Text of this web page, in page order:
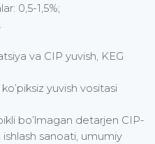
0,5-1,5%;
va CIP yuvish, KEG
yuvish vositasi
bo’lmagan detarjen CIP-
sanoati, umumiy